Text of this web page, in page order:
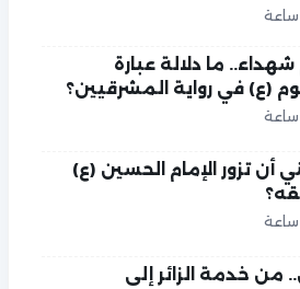
ما دلالة عبارة
(ع) في رواية المشرقيين؟
أن تزور الإمام الحسين (ع)
من خدمة الزائر إلى